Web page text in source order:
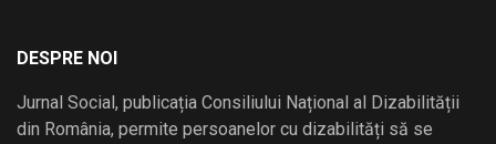
DESPRE NOI
Jurnal Social, publicația Consiliului Național al Dizabilității
din România, permite persoanelor cu dizabilități să se